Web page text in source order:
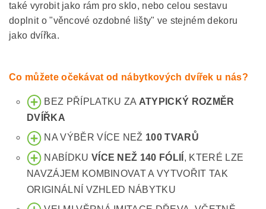
také vyrobit jako rám pro sklo, nebo celou sestavu
doplnit o "věncové ozdobné lišty" ve stejném dekoru
jako dvířka.
Co můžete očekávat od nábytkových dvířek u nás?
BEZ PŘÍPLATKU ZA ATYPICKÝ ROZMĚR
DVÍŘKA
NA VÝBĚR VÍCE NEŽ 100 TVARŮ
NABÍDKU VÍCE NEŽ 140 FÓLIÍ , KTERÉ LZE
NAVZÁJEM KOMBINOVAT A VYTVOŘIT TAK
ORIGINÁLNÍ VZHLED NÁBYTKU